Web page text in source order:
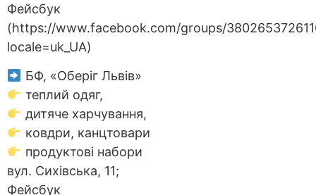
Фейсбук
(https://www.facebook.com/groups/
locale=uk_UA)
БФ, «Оберіг Львів»
теплий одяг,
дитяче харчування,
ковдри, канцтовари
продуктові набори
вул. Сихівська, 11;
Фейсбук